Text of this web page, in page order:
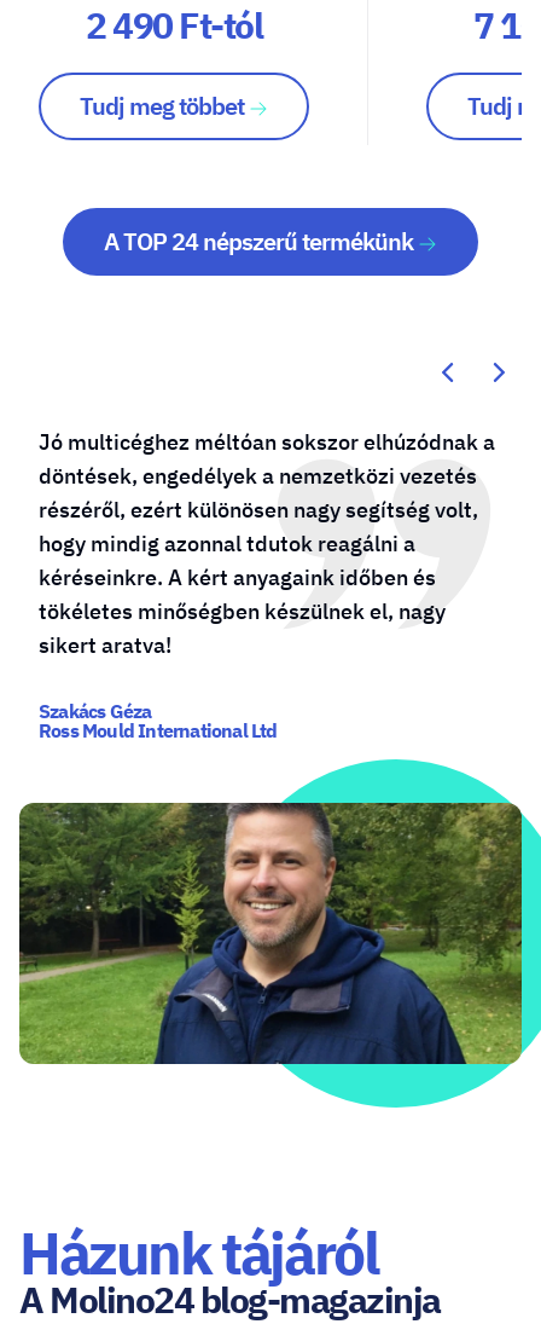
2 490 Ft-tól
Tudj meg többet
7
Tudj
A TOP 24 népszerű termékünk
Jó multicéghez méltóan sokszor elhúzódnak a
döntések, engedélyek a nemzetközi vezetés
részéről, ezért különösen nagy segítség volt,
hogy mindig azonnal tdutok reagálni a
kéréseinkre. A kért anyagaink időben és
tökéletes minőségben készülnek el, nagy
sikert aratva!
Szakács Géza
Ross Mould International Ltd
Házunk tájáról
A Molino24 blog-magazinja